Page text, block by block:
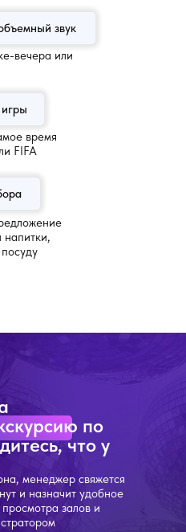
вечера или
время
FIFA
напитки,
звук
по
что у
менеджер свяжется
и назначит удобное
залов и